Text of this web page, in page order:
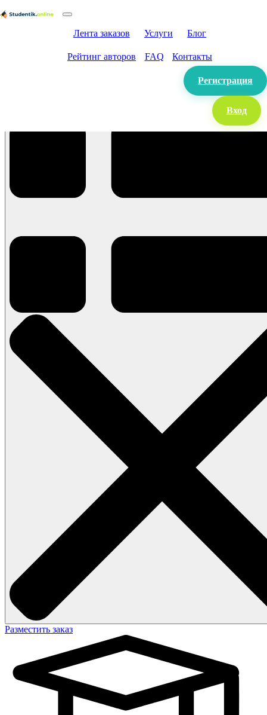
Лента заказов Услуги Блог
Рейтинг авторов FAQ Контакты
Регистрация
Вход
Разместить заказ